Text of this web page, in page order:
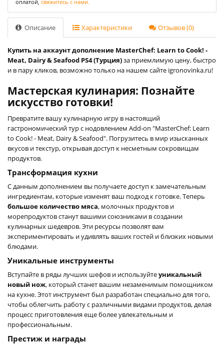
оплатой, свяжитесь с нами.
Описание Характеристики Отзывов (0)
Купить на аккаунт дополнение MasterChef: Learn to Cook! -
Meat, Dairy & Seafood PS4 (Турция)за приемлимую цену, быстро
и в пару кликов, возможно только на нашем сайте igronovinka.ru!
Мастерская кулинария: Познайте
искусство готовки!
Превратите вашу кулинарную игру в настоящий
гастрономический тур с нодовлением Add-on "MasterChef: Learn
to Cook! - Meat, Dairy & Seafood". Погрузитесь в мир изысканных
вкусов и текстур, открывая доступ к несметным сокровищам
продуктов.
Трансформация кухни
С данным дополнением вы получаете доступ к замечательным
ингредиентам, которые изменят ваш подход к готовке. Теперь
большое количество мяса, молочных продуктов и
морепродуктов станут вашими союзниками в создании
кулинарных шедевров. Эти ресурсы позволят вам
экспериментировать и удивлять ваших гостей и близких новыми
блюдами.
Уникальные инструменты
Вступайте в ряды лучших шефов и используйтеуникальный
новый нож, который станет вашим незаменимым помощником
на кухне. Этот инструмент был разработан специально для того,
чтобы облегчить работу с различными видами продуктов, делая
процесс приготовления еще более увлекательным и
профессиональным.
Престиж и награды